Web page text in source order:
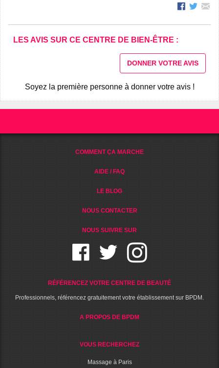
LES AVIS SUR CE CENTRE DE BIEN-ÊTRE :
DONNER VOTRE AVIS
Soyez la première personne à donner votre avis !
COMMENT ÇA MARCHE
AIDE / FAQ
LE BLOG
NOUS CONTACTER
NOUS SUIVRE SUR
RÉFÉRENCEZ VOTRE CENTRE DE BEAUTÉ
Professionnels, référencez gratuitement votre établissement sur BPDM.
A PROPOS DE BPDM
VOUS RECHERCHEZ
Massage à Paris